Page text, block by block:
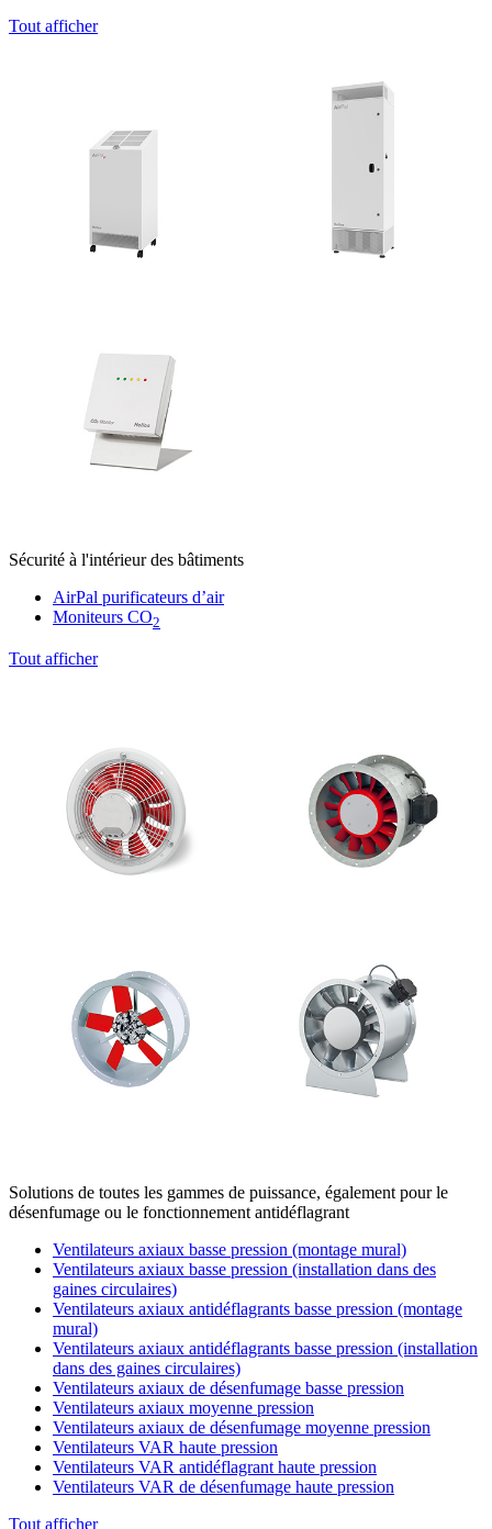
Tout afficher
Sécurité à l'intérieur des bâtiments
AirPal purificateurs d’air
Moniteurs CO2
Tout afficher
Solutions de toutes les gammes de puissance, également pour le
désenfumage ou le fonctionnement antidéflagrant
Ventilateurs axiaux basse pression (montage mural)
Ventilateurs axiaux basse pression (installation dans des
gaines circulaires)
Ventilateurs axiaux antidéflagrants basse pression (montage
mural)
Ventilateurs axiaux antidéflagrants basse pression (installation
dans des gaines circulaires)
Ventilateurs axiaux de désenfumage basse pression
Ventilateurs axiaux moyenne pression
Ventilateurs axiaux de désenfumage moyenne pression
Ventilateurs VAR haute pression
Ventilateurs VAR antidéflagrant haute pression
Ventilateurs VAR de désenfumage haute pression
Tout afficher